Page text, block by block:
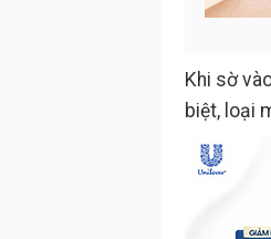
Khi sờ
biệt, loại